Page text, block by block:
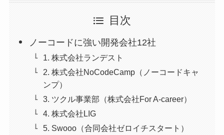
目次
ノーコードに強い開発会社12社
1. 株式会社ランデスト
2. 株式会社NoCodeCamp（ノーコードキャ
ンプ）
3. ツクル事業部（株式会社For A-career）
4. 株式会社LIG
5. Swooo（合同会社ゼロイチスタート）